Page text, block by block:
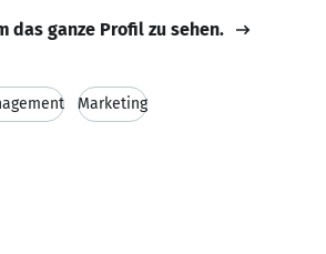
das ganze Profil zu sehen.
Marketing